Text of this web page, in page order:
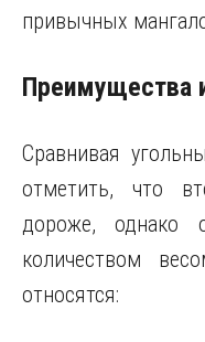
привычных
Преимущества
Сравнивая
отметить, что
дороже, однако
количеством
относятся: